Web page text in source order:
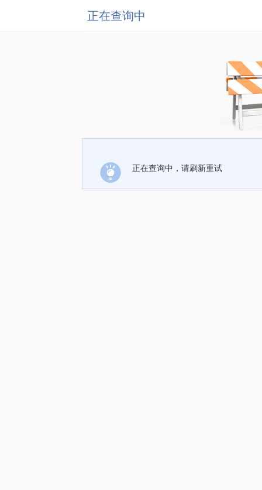
正在查询中
正在查询中，请刷新重试